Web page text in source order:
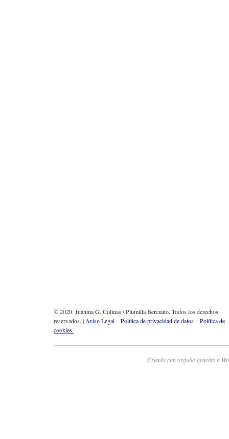
© 2020. Juanma G. Colinas / Plumilla Berciano. Todos los derechos
reservados. |Aviso Legal–Política de privacidad de datos–Política de
cookies.
Creado con orgullo gracias a